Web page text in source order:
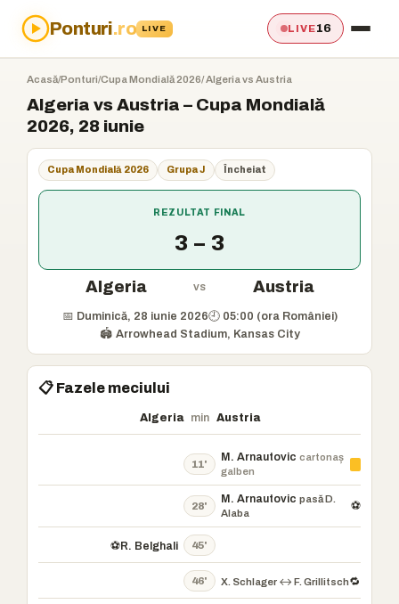
Ponturi.ro LIVE LIVE16
Acasă/Ponturi/Cupa Mondială 2026/ Algeria vs Austria
Algeria vs Austria – Cupa Mondială
2026, 28 iunie
Cupa Mondială 2026 Grupa J Încheiat
REZULTAT FINAL
3 – 3
Algeria vs Austria
📅 Duminică, 28 iunie 2026🕘 05:00 (ora României)
🏟️ Arrowhead Stadium, Kansas City
📋 Fazele meciului
Algeria min Austria
11'
M. Arnautovic cartonaș
galben
28' ⚽
M. Arnautovic pasă D.
Alaba
⚽R. Belghali 45'
46' 🔁
X. Schlager ↔ F. Grillitsch